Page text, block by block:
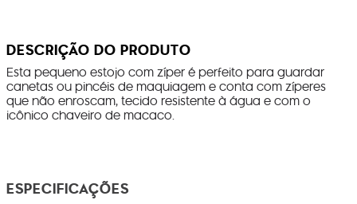
DESCRIÇÃO DO PRODUTO
Esta pequeno estojo com zíper é perfeito para guardar
canetas ou pincéis de maquiagem e conta com zíperes
que não enroscam, tecido resistente à água e com o
icônico chaveiro de macaco.
ESPECIFICAÇÕES